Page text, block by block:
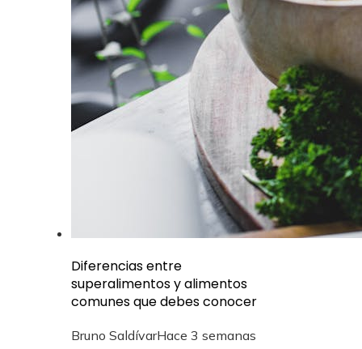
Diferencias entre
superalimentos y alimentos
comunes que debes conocer
Bruno SaldívarHace 3 semanas